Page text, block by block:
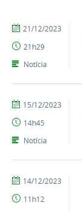
por
publicado
21/12/2023
21h29
Notícia
por
publicado
15/12/2023
14h45
Notícia
por
publicado
14/12/2023
11h12